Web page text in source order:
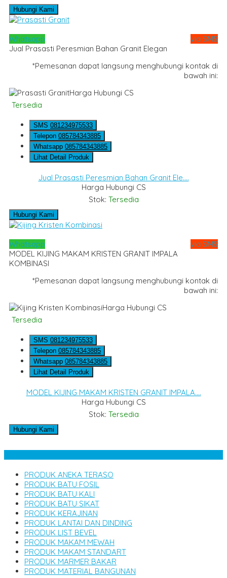
Hubungi Kami
Whatsapp
via SMS
Jual Prasasti Peresmian Bahan Granit Elegan
*Pemesanan dapat langsung menghubungi kontak di
bawah ini:
Harga Hubungi CS
Tersedia
SMS 081234975533
Telepon 085784343885
Whatsapp 085784343885
Lihat Detail Produk
Jual Prasasti Peresmian Bahan Granit Ele....
Harga Hubungi CS
Stok: Tersedia
Hubungi Kami
Whatsapp
via SMS
MODEL KIJING MAKAM KRISTEN GRANIT IMPALA
KOMBINASI
*Pemesanan dapat langsung menghubungi kontak di
bawah ini:
Harga Hubungi CS
Tersedia
SMS 081234975533
Telepon 085784343885
Whatsapp 085784343885
Lihat Detail Produk
MODEL KIJING MAKAM KRISTEN GRANIT IMPALA....
Harga Hubungi CS
Stok: Tersedia
Hubungi Kami
PRODUK ANEKA TERASO
PRODUK BATU FOSIL
PRODUK BATU KALI
PRODUK BATU SIKAT
PRODUK KERAJINAN
PRODUK LANTAI DAN DINDING
PRODUK LIST BEVEL
PRODUK MAKAM MEWAH
PRODUK MAKAM STANDART
PRODUK MARMER BAKAR
PRODUK MATERIAL BANGUNAN